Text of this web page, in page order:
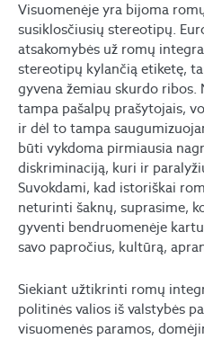
Visuomenėje yra bijoma
susiklosčiusių stereotipų.
atsakomybės už romų
stereotipų kylančią etiketę,
gyvena žemiau skurdo
tampa pašalpų prašytojais,
ir dėl to tampa
būti vykdoma pirmiausia
diskriminaciją, kuri ir
Suvokdami, kad istoriškai
neturinti šaknų, suprasime,
gyventi bendruomenėje
savo papročius, kultūrą,
Siekiant užtikrinti romų
politinės valios iš valstybės
visuomenės paramos,